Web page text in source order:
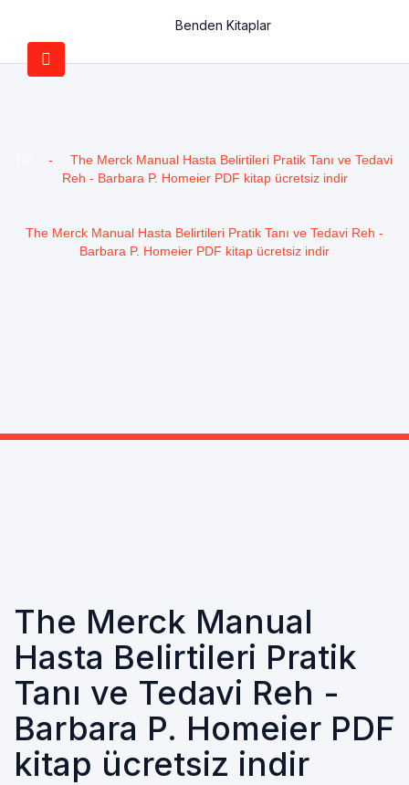
Benden Kitaplar
-
The Merck Manual Hasta Belirtileri Pratik Tanı ve Tedavi
Reh - Barbara P. Homeier PDF kitap ücretsiz indir
The Merck Manual Hasta Belirtileri Pratik Tanı ve Tedavi Reh -
Barbara P. Homeier PDF kitap ücretsiz indir
The Merck Manual
Hasta Belirtileri Pratik
Tanı ve Tedavi Reh -
Barbara P. Homeier PDF
kitap ücretsiz indir